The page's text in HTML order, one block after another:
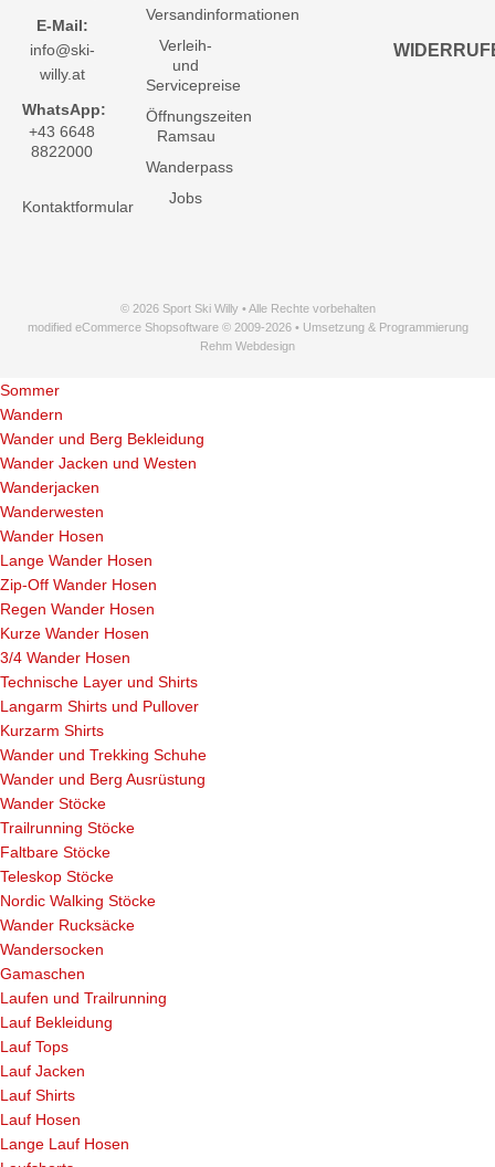
E-Mail:
info@ski-
willy.at
WhatsApp:
+43 6648
8822000
Kontaktformular
Versandinformationen
Verleih-
und
Servicepreise
Öffnungszeiten
Ramsau
Wanderpass
Jobs
© 2026 Sport Ski Willy • Alle Rechte vorbehalten
modified eCommerce Shopsoftware © 2009-2026 • Umsetzung & Programmierung
Rehm Webdesign
Sommer
Wandern
Wander und Berg Bekleidung
Wander Jacken und Westen
Wanderjacken
Wanderwesten
Wander Hosen
Lange Wander Hosen
Zip-Off Wander Hosen
Regen Wander Hosen
Kurze Wander Hosen
3/4 Wander Hosen
Technische Layer und Shirts
Langarm Shirts und Pullover
Kurzarm Shirts
Wander und Trekking Schuhe
Wander und Berg Ausrüstung
Wander Stöcke
Trailrunning Stöcke
Faltbare Stöcke
Teleskop Stöcke
Nordic Walking Stöcke
Wander Rucksäcke
Wandersocken
Gamaschen
Laufen und Trailrunning
Lauf Bekleidung
Lauf Tops
Lauf Jacken
Lauf Shirts
Lauf Hosen
Lange Lauf Hosen